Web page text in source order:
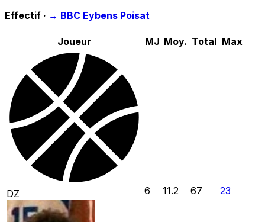
Effectif · → BBC Eybens Poisat
Joueur MJ Moy. Total Max
DZ 6 11.2 67 23